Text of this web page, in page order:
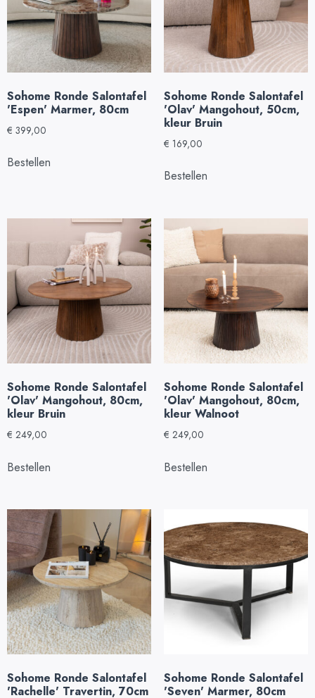
Sohome Ronde Salontafel
'Espen' Marmer, 80cm
€ 399,00
Bestellen
Sohome Ronde Salontafel
'Olav' Mangohout, 50cm,
kleur Bruin
€ 169,00
Bestellen
Sohome Ronde Salontafel
'Olav' Mangohout, 80cm,
kleur Bruin
€ 249,00
Bestellen
Sohome Ronde Salontafel
'Olav' Mangohout, 80cm,
kleur Walnoot
€ 249,00
Bestellen
Sohome Ronde Salontafel
'Rachelle' Travertin, 70cm
Sohome Ronde Salontafel
'Seven' Marmer, 80cm